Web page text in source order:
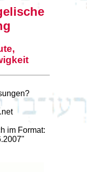
im Format:
"